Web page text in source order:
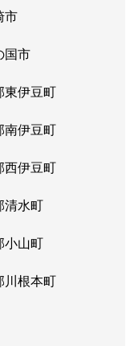
市
国市
東伊豆町
南伊豆町
西伊豆町
清水町
小山町
川根本町